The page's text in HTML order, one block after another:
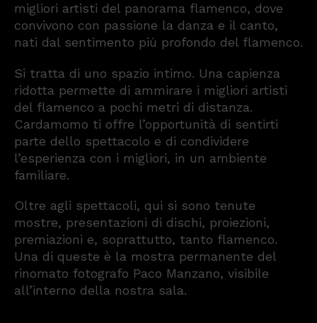
migliori artisti del panorama flamenco, dove
convivono con passione la danza e il canto,
nati dal sentimento più profondo del flamenco.
Si tratta di uno spazio intimo. Una capienza
ridotta permette di ammirare i migliori artisti
del flamenco a pochi metri di distanza.
Cardamomo ti offre l’opportunità di sentirti
parte dello spettacolo e di condividere
l’esperienza con i migliori, in un ambiente
familiare.
Oltre agli spettacoli, qui si sono tenute
mostre, presentazioni di dischi, proiezioni,
premiazioni e, soprattutto, tanto flamenco.
Una di queste è la mostra permanente del
rinomato fotografo Paco Manzano, visibile
all’interno della nostra sala.